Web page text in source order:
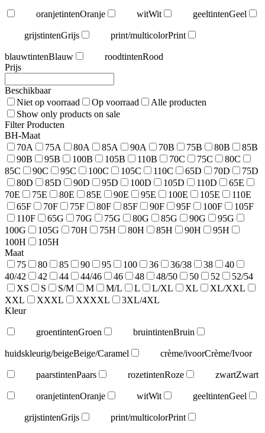
oranjetintenOranje witWit geeltintenGeel
grijstintenGrijs print/multicolorPrint
blauwtintenBlauw roodtintenRood
Prijs
Beschikbaar
Niet op voorraad
Op voorraad
Alle producten
Show only products on sale
Filter Producten
BH-Maat
70A
75A 80A 85A 90A 70B 75B 80B
85B
90B
95B 100B 105B 110B 70C 75C
80C
85C
90C 95C 100C 105C 110C 65D 70D
75D
80D
85D 90D 95D 100D 105D 110D
65E
70E
75E 80E 85E 90E 95E 100E 105E
110E
65F
70F 75F 80F 85F 90F 95F 100F
105F
110F
65G 70G 75G 80G 85G 90G
95G
100G
105G 70H 75H 80H 85H 90H
95H
100H
105H
Maat
75
80 85 90 95 100 36 36/38 38
40
40/42
42 44 44/46 46 48 48/50 50 52
52/54
XS
S S/M M M/L L L/XL XL
XL/XXL
XXL
XXXL XXXXL
3XL/4XL
Kleur
groentintenGroen bruintintenBruin
huidskleurig/beigeBeige/Caramel crème/ivoorCrème/Ivoor
paarstintenPaars rozetintenRoze zwartZwart
oranjetintenOranje witWit geeltintenGeel
grijstintenGrijs print/multicolorPrint